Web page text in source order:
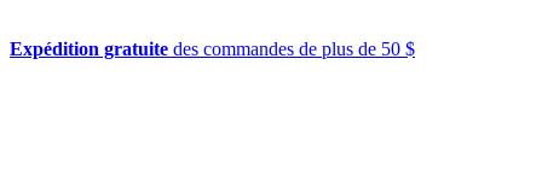
Expédition gratuite des commandes de plus de 50 $